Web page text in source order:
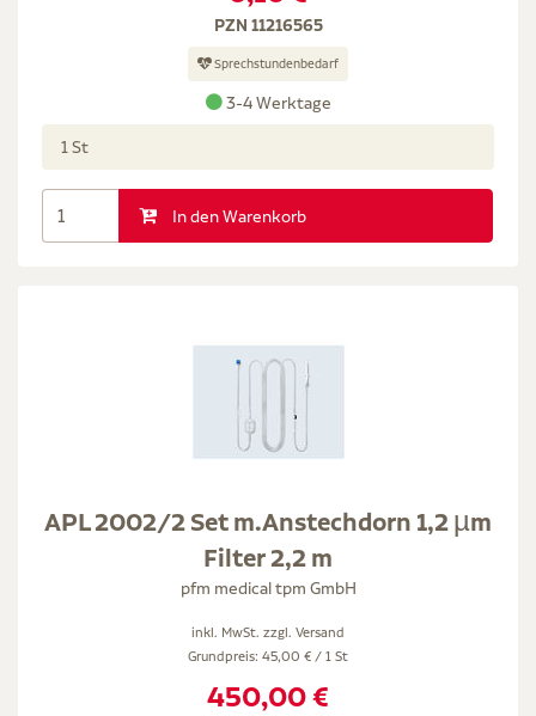
PZN 11216565
Sprechstundenbedarf
3-4 Werktage
1 St
In den Warenkorb
APL 2002/2 Set m.Anstechdorn 1,2 µm
Filter 2,2 m
pfm medical tpm GmbH
inkl. MwSt. zzgl. Versand
Grundpreis: 45,00 € / 1 St
450,00 €